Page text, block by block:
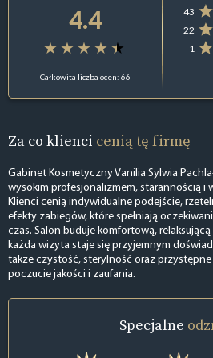
4.4
Całkowita liczba ocen: 66
43
22
1
Za co klienci cenią tę firmę
Gabinet Kosmetyczny Vanilia Sylwia
wysokim profesjonalizmem, starannością i
Klienci cenią indywidualne podejście,
efekty zabiegów, które spełniają
czas. Salon buduje komfortową,
każda wizyta staje się przyjemnym
także czystość, sterylność oraz
poczucie jakości i zaufania.
Specjalne